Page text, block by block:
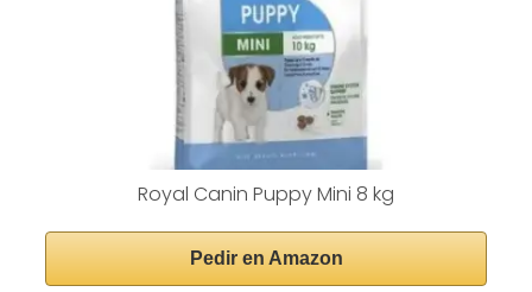
Royal Canin Puppy Mini 8 kg
Pedir en Amazon